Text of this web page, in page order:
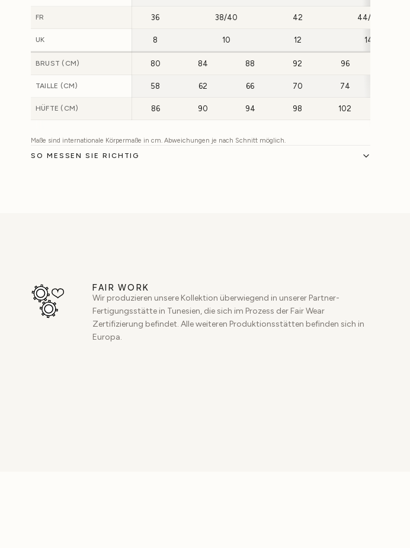
FR 36 38/40 42 44/46
UK 8 10 12 14
BRUST (CM) 80 84 88 92 96
TAILLE (CM) 58 62 66 70 74
HÜFTE (CM) 86 90 94 98 102
Maße sind internationale Körpermaße in cm. Abweichungen je nach Schnitt möglich.
SO MESSEN SIE RICHTIG
FAIR WORK
Wir produzieren unsere Kollektion überwiegend in unserer Partner-
Fertigungsstätte in Tunesien, die sich im Prozess der Fair Wear
Zertifizierung befindet. Alle weiteren Produktionsstätten befinden sich in
Europa.